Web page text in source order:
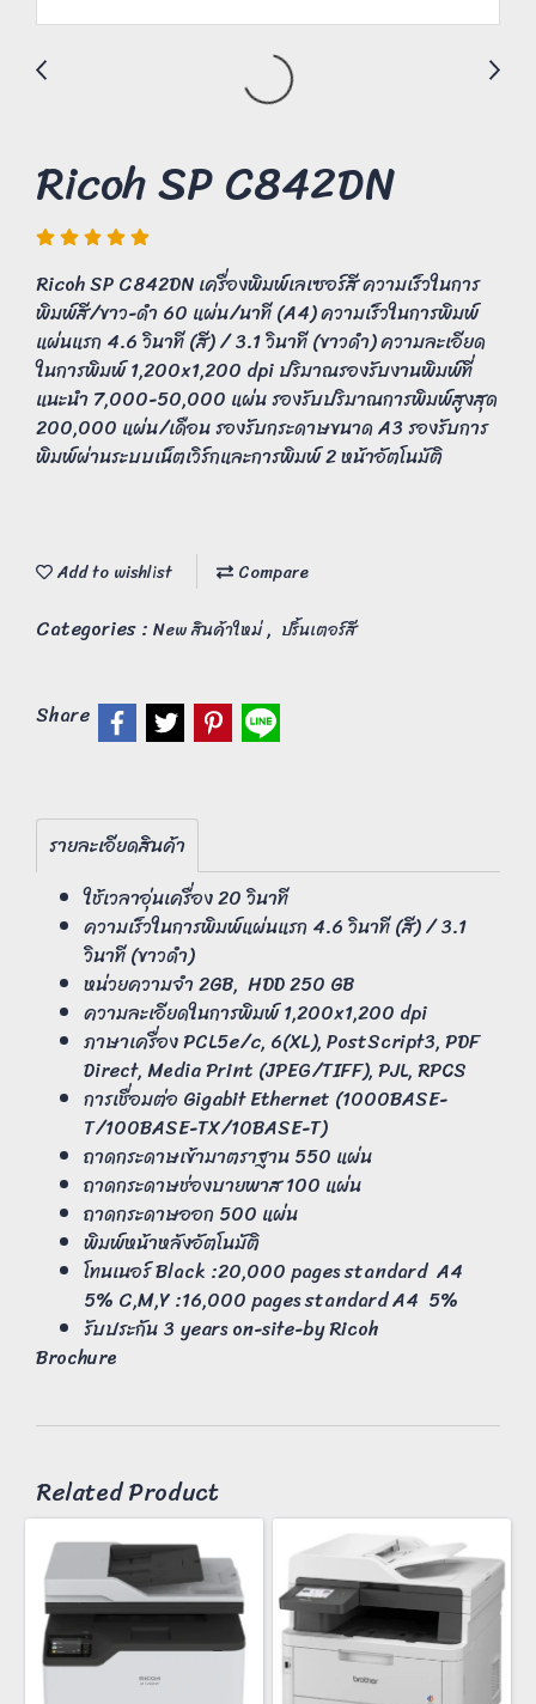
Ricoh SP C842DN
Ricoh SP C842DN เครื่องพิมพ์เลเซอร์สี ความเร็วในการ
พิมพ์สี/ขาว-ดำ 60 แผ่น/นาที (A4) ความเร็วในการพิมพ์
แผ่นแรก 4.6 วินาที (สี) / 3.1 วินาที (ขาวดำ) ความละเอียด
ในการพิมพ์ 1,200x1,200 dpi ปริมาณรองรับงานพิมพ์ที่
แนะนำ 7,000-50,000 แผ่น รองรับปริมาณการพิมพ์สูงสุด
200,000 แผ่น/เดือน รองรับกระดาษขนาด A3 รองรับการ
พิมพ์ผ่านระบบเน็ตเวิร์กและการพิมพ์ 2 หน้าอัตโนมัติ
Add to wishlist Compare
Categories : New สินค้าใหม่, ปริ้นเตอร์สี
Share
รายละเอียดสินค้า
ใช้เวลาอุ่นเครื่อง 20 วินาที
ความเร็วในการพิมพ์แผ่นแรก 4.6 วินาที (สี) / 3.1
วินาที (ขาวดำ)
หน่วยความจำ 2GB, HDD 250 GB
ความละเอียดในการพิมพ์ 1,200x1,200 dpi
ภาษาเครื่อง PCL5e/c, 6(XL), PostScript3, PDF
Direct, Media Print (JPEG/TIFF), PJL, RPCS
การเชื่อมต่อ Gigabit Ethernet (1000BASE-
T/100BASE-TX/10BASE-T)
ถาดกระดาษเข้ามาตราฐาน 550 แผ่น
ถาดกระดาษช่องบายพาส 100 แผ่น
ถาดกระดาษออก 500 แผ่น
พิมพ์หน้าหลังอัตโนมัติ
โทนเนอร์ Black :20,000 pages standard A4
5% C,M,Y :16,000 pages standard A4 5%
รับประกัน 3 years on-site-by Ricoh
Brochure
Related Product